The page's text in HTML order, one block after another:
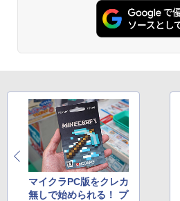
マイクラPC版をクレカ
無しで始められる！ プ